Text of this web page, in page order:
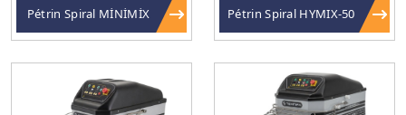
Pétrin Spiral MİNİMİX Pétrin Spiral HYMIX-50